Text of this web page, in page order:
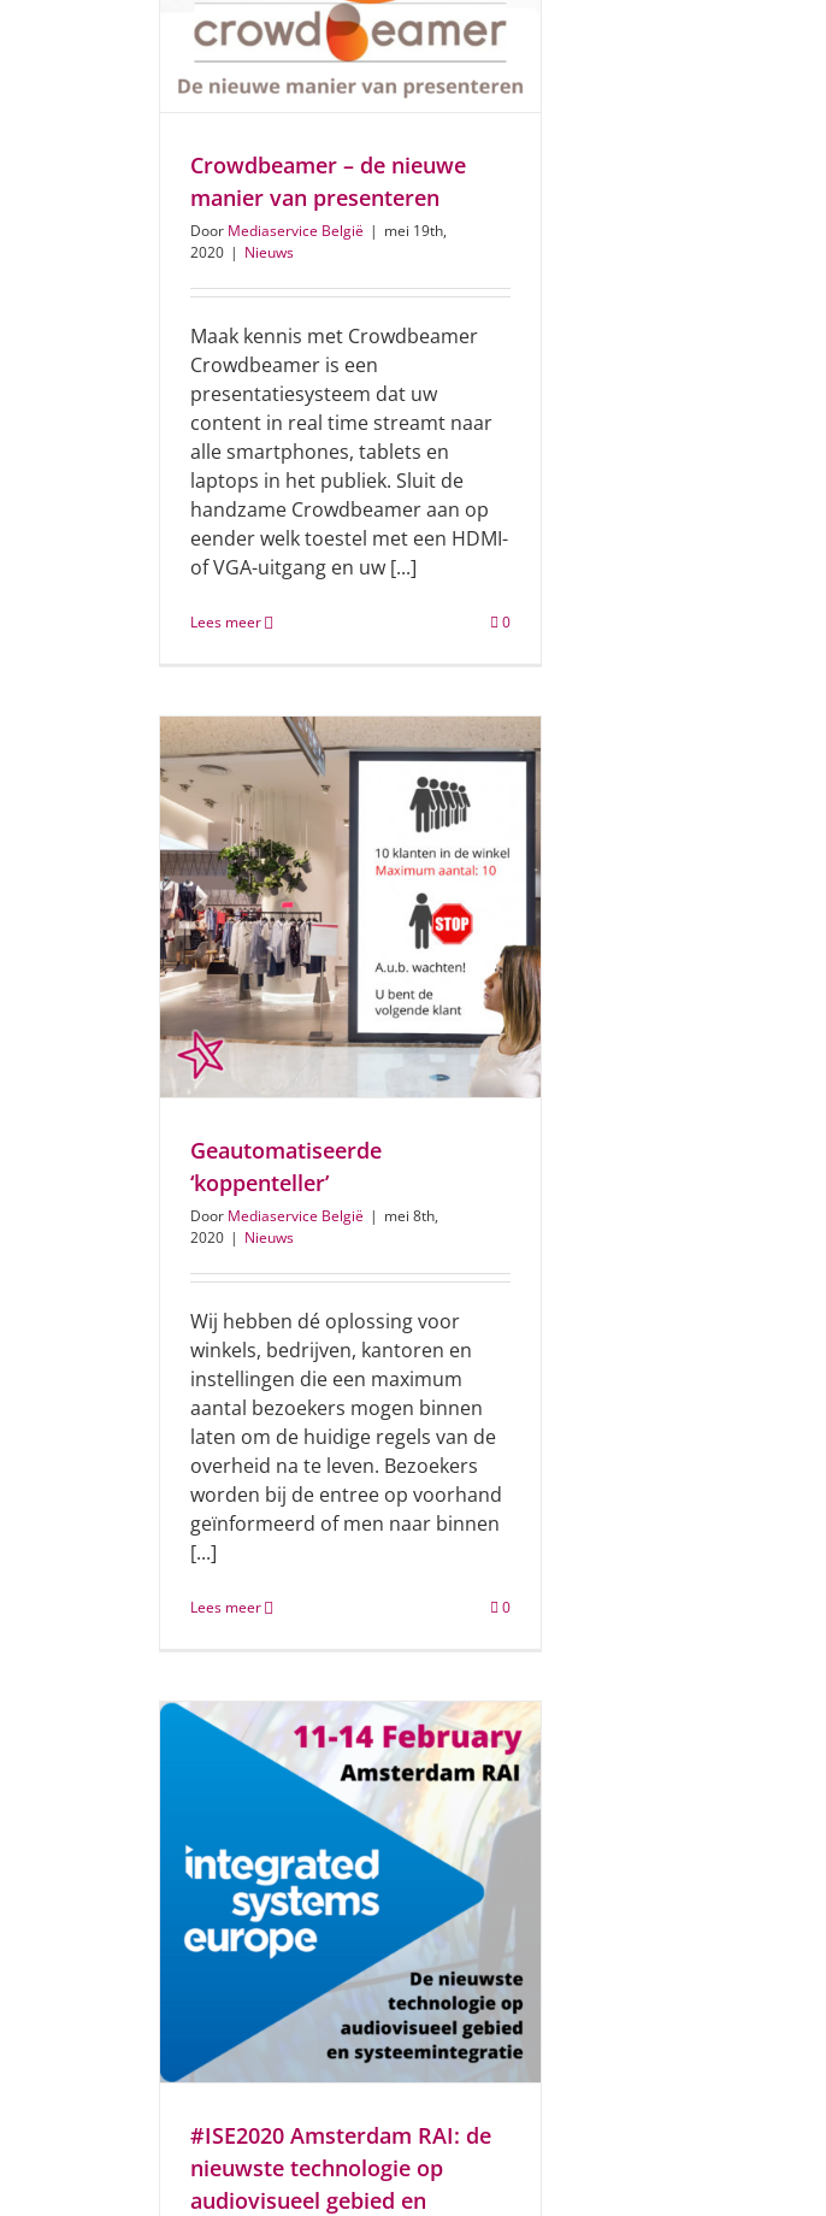
Crowdbeamer – de nieuwe
manier van presenteren
Door Mediaservice België | mei 19th,
2020 | Nieuws
Maak kennis met Crowdbeamer
Crowdbeamer is een
presentatiesysteem dat uw
content in real time streamt naar
alle smartphones, tablets en
laptops in het publiek. Sluit de
handzame Crowdbeamer aan op
eender welk toestel met een HDMI-
of VGA-uitgang en uw [...]
Lees meer 0
Geautomatiseerde
‘koppenteller’
Door Mediaservice België | mei 8th,
2020 | Nieuws
Wij hebben dé oplossing voor
winkels, bedrijven, kantoren en
instellingen die een maximum
aantal bezoekers mogen binnen
laten om de huidige regels van de
overheid na te leven. Bezoekers
worden bij de entree op voorhand
geïnformeerd of men naar binnen
[...]
Lees meer 0
#ISE2020 Amsterdam RAI: de
nieuwste technologie op
audiovisueel gebied en